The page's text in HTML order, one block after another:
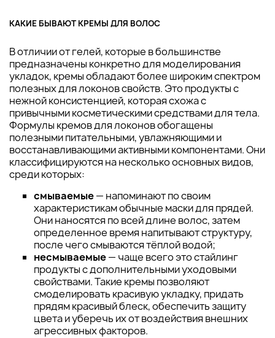
КАКИЕ БЫВАЮТ КРЕМЫ ДЛЯ ВОЛОС
В отличии от гелей, которые в большинстве
предназначены конкретно для моделирования
укладок, кремы обладают более широким спектром
полезных для локонов свойств. Это продукты с
нежной консистенцией, которая схожа с
привычными косметическими средствами для тела.
Формулы кремов для локонов обогащены
полезными питательными, увлажняющими и
восстанавливающими активными компонентами. Они
классифицируются на несколько основных видов,
среди которых:
смываемые— напоминают по своим
характеристикам обычные маски для прядей.
Они наносятся по всей длине волос, затем
определенное время напитывают структуру,
после чего смываются тёплой водой;
несмываемые— чаще всего это стайлинг
продукты с дополнительными уходовыми
свойствами. Такие кремы позволяют
смоделировать красивую укладку, придать
прядям красивый блеск, обеспечить защиту
цвета и уберечь их от воздействия внешних
агрессивных факторов.